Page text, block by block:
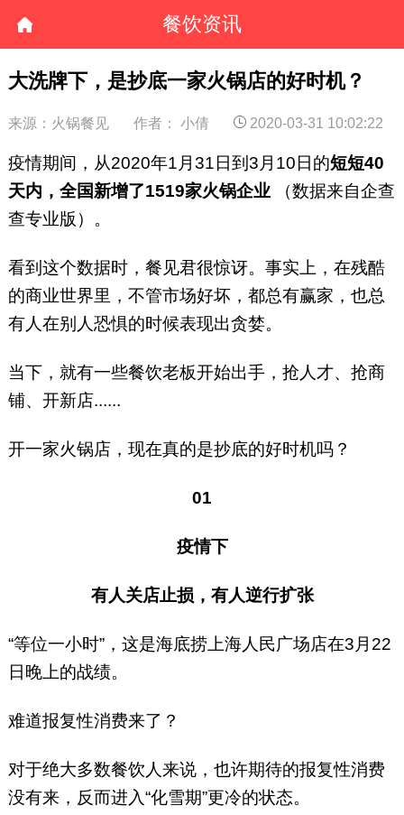
餐饮资讯
大洗牌下，是抄底一家火锅店的好时机？
来源：火锅餐见 作者： 小倩 2020-03-31 10:02:22
疫情期间，从2020年1月31日到3月10日的短短40
天内，全国新增了1519家火锅企业
（数据来自企查
查专业版）。
看到这个数据时，餐见君很惊讶。事实上，在残酷
的商业世界里，不管市场好坏，都总有赢家，也总
有人在别人恐惧的时候表现出贪婪。
当下，就有一些餐饮老板开始出手，抢人才、抢商
铺、开新店......
开一家火锅店，现在真的是抄底的好时机吗？
01
疫情下
有人关店止损，有人逆行扩张
“等位一小时”，这是海底捞上海人民广场店在3月22
日晚上的战绩。
难道报复性消费来了？
对于绝大多数餐饮人来说，也许期待的报复性消费
没有来，反而进入“化雪期”更冷的状态。